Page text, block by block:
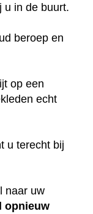
u in de buurt.
beroep en
op een
echt
u terecht bij
naar uw
opnieuw